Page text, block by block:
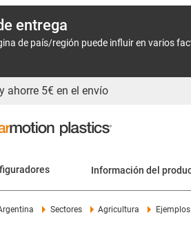
entrega
de país/región puede influir en varios
ahorre 5€ en el envío
Información del
Sectores Agricultura